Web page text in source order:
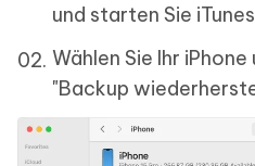
und starten Sie
Wählen Sie Ihr
"Backup